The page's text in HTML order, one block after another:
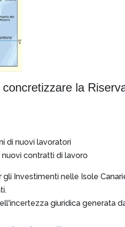
la
di nuovi lavoratori
contratti di lavoro
Investimenti nelle Isole
giuridica generata